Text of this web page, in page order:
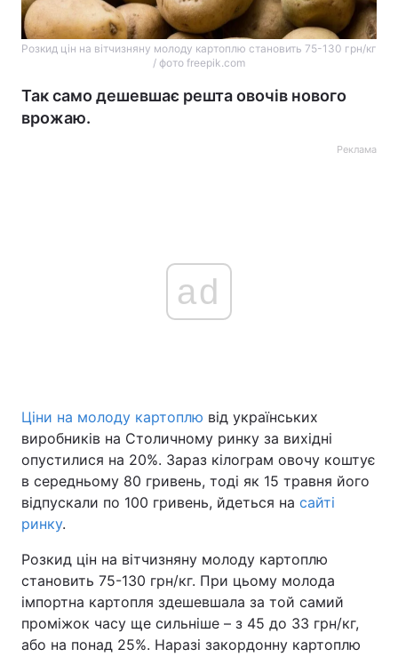
Розкид цін на вітчизняну молоду картоплю становить 75-130 грн/кг
/ фото freepik.com
Так само дешевшає решта овочів нового
врожаю.
Реклама
ad
Ціни на молоду картоплю від українських
виробників на Столичному ринку за вихідні
опустилися на 20%. Зараз кілограм овочу коштує
в середньому 80 гривень, тоді як 15 травня його
відпускали по 100 гривень, йдеться на сайті
ринку.
Розкид цін на вітчизняну молоду картоплю
становить 75-130 грн/кг. При цьому молода
імпортна картопля здешевшала за той самий
проміжок часу ще сильніше – з 45 до 33 грн/кг,
або на понад 25%. Наразі закордонну картоплю